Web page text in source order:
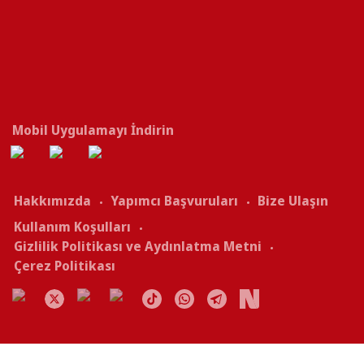
Mobil Uygulamayı İndirin
Hakkımızda Yapımcı Başvuruları
Bize Ulaşın
Kullanım Koşulları
Gizlilik Politikası ve Aydınlatma Metni
Çerez Politikası